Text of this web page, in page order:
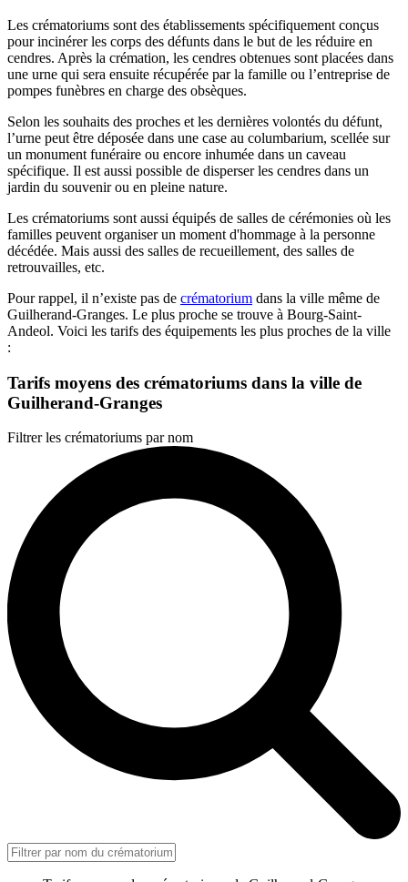
Les crématoriums sont des établissements spécifiquement conçus
pour incinérer les corps des défunts dans le but de les réduire en
cendres. Après la crémation, les cendres obtenues sont placées dans
une urne qui sera ensuite récupérée par la famille ou l’entreprise de
pompes funèbres en charge des obsèques.
Selon les souhaits des proches et les dernières volontés du défunt,
l’urne peut être déposée dans une case au columbarium, scellée sur
un monument funéraire ou encore inhumée dans un caveau
spécifique. Il est aussi possible de disperser les cendres dans un
jardin du souvenir ou en pleine nature.
Les crématoriums sont aussi équipés de salles de cérémonies où les
familles peuvent organiser un moment d'hommage à la personne
décédée. Mais aussi des salles de recueillement, des salles de
retrouvailles, etc.
Pour rappel, il n’existe pas de crématorium dans la ville même de
Guilherand-Granges. Le plus proche se trouve à Bourg-Saint-
Andeol. Voici les tarifs des équipements les plus proches de la ville
:
Tarifs moyens des crématoriums dans la ville de
Guilherand-Granges
Filtrer les crématoriums par nom